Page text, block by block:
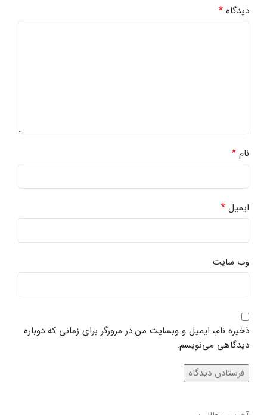
دیدگاه *
نام *
ایمیل *
وب‌ سایت
ذخیره نام، ایمیل و وبسایت من در مرورگر برای زمانی که دوباره
دیدگاهی می‌نویسم.